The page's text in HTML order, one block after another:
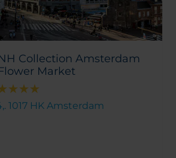
Collection Amsterdam
Market
1017 HK Amsterdam